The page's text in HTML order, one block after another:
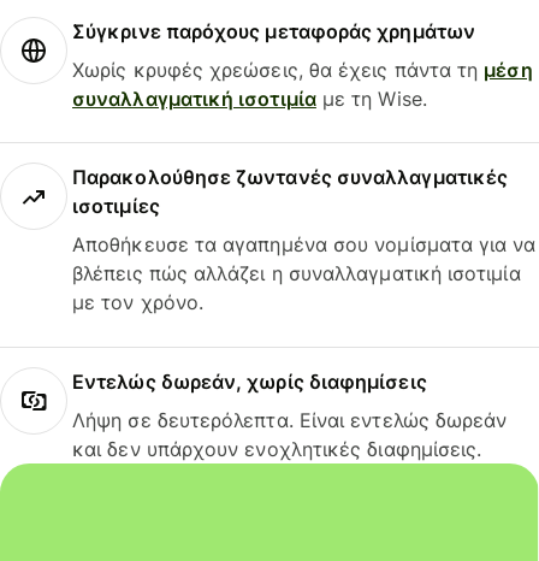
Σύγκρινε παρόχους μεταφοράς χρημάτων
Χωρίς κρυφές χρεώσεις, θα έχεις πάντα τη μέση
συναλλαγματική ισοτιμίαμε τη Wise.
Παρακολούθησε ζωντανές συναλλαγματικές
ισοτιμίες
Αποθήκευσε τα αγαπημένα σου νομίσματα για να
βλέπεις πώς αλλάζει η συναλλαγματική ισοτιμία
με τον χρόνο.
Εντελώς δωρεάν, χωρίς διαφημίσεις
Λήψη σε δευτερόλεπτα. Είναι εντελώς δωρεάν
και δεν υπάρχουν ενοχλητικές διαφημίσεις.